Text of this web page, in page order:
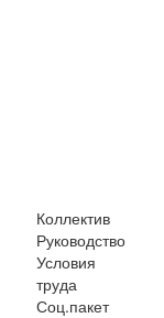
Коллектив
Руководство
Условия
труда
Соц.пакет